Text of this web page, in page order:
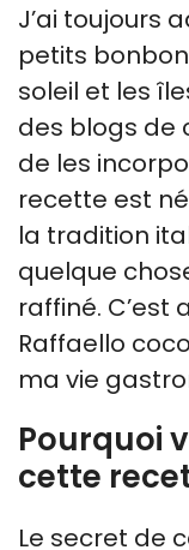
J’ai toujours
petits
soleil et les
des blogs de
de les
recette est
la tradition
quelque
raffiné. C’est
Raffaello
ma vie
Pourquoi
cette
Le secret de